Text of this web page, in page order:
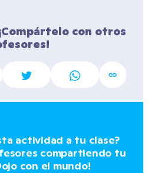
con otros
actividad a tu clase?
compartiendo tu
con el mundo!